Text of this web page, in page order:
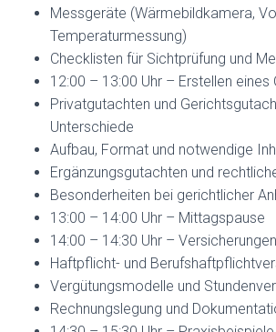
Messgeräte (Wärmebildkamera,
Temperaturmessung)
Checklisten für Sichtprüfung und
12:00 – 13:00 Uhr – Erstellen eines
Privatgutachten und
Unterschiede
Aufbau, Format und notwendige
Ergänzungsgutachten und
Besonderheiten bei gerichtlicher
13:00 – 14:00 Uhr – Mittagspause
14:00 – 14:30 Uhr –
Haftpflicht- und
Vergütungsmodelle und
Rechnungslegung und